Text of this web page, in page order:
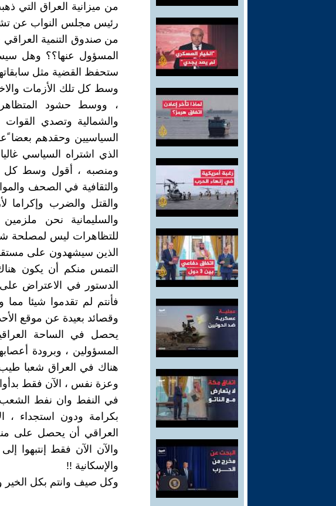
من ميزانية العراق التي
رئيس مجلس النواب عن
من صندوق التنمية
المسؤول عنها؟؟ وهل
ستحفظ القضية مثل
وسط كل تلك الأزمات
، ووسط حشود
والشمالية وتصدي
السياسيين وحقدهم
الذي اشتراه السياسي
ومنصبه ، أقول وسط كل
والثقافية في الصحف
والقتل والضرب وإكراما
والسليمانية نحن
للتظاهرات ليس لمصلحة
الذين سيشهدون على
التمس منكم أن يكون
الدستور في الاعتراض
فأنتم لم تقدموا شيئا
وقصائد بعيدة عن موقع
يحصل في الساحة
المسؤولين ، وبرودة
هناك في العراق شعبا
وعزة نفس ، الآن فقط
في النفط وان نفط
بكرامة ودون استجداء ،
العراقي أن يحصل على
والآن الآن فقط إنتبهوا
والإسكانية !!
وكل صيف وانتم بكل الخير